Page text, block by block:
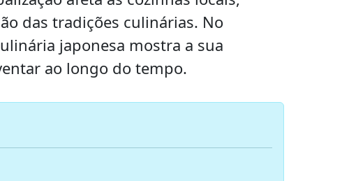
das tradições culinárias. No
japonesa mostra a sua
ao longo do tempo.